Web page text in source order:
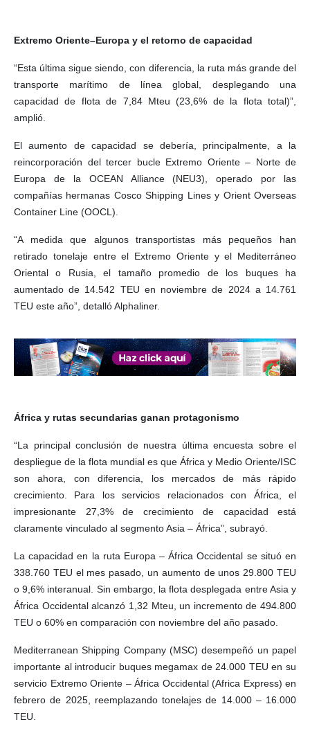
Extremo Oriente–Europa y el retorno de capacidad
“Esta última sigue siendo, con diferencia, la ruta más grande del
transporte marítimo de línea global, desplegando una
capacidad de flota de 7,84 Mteu (23,6% de la flota total)”,
amplió.
El aumento de capacidad se debería, principalmente, a la
reincorporación del tercer bucle Extremo Oriente – Norte de
Europa de la OCEAN Alliance (NEU3), operado por las
compañías hermanas Cosco Shipping Lines y Orient Overseas
Container Line (OOCL).
“A medida que algunos transportistas más pequeños han
retirado tonelaje entre el Extremo Oriente y el Mediterráneo
Oriental o Rusia, el tamaño promedio de los buques ha
aumentado de 14.542 TEU en noviembre de 2024 a 14.761
TEU este año”, detalló Alphaliner.
África y rutas secundarias ganan protagonismo
“La principal conclusión de nuestra última encuesta sobre el
despliegue de la flota mundial es que África y Medio Oriente/ISC
son ahora, con diferencia, los mercados de más rápido
crecimiento. Para los servicios relacionados con África, el
impresionante 27,3% de crecimiento de capacidad está
claramente vinculado al segmento Asia – África”, subrayó.
La capacidad en la ruta Europa – África Occidental se situó en
338.760 TEU el mes pasado, un aumento de unos 29.800 TEU
o 9,6% interanual. Sin embargo, la flota desplegada entre Asia y
África Occidental alcanzó 1,32 Mteu, un incremento de 494.800
TEU o 60% en comparación con noviembre del año pasado.
Mediterranean Shipping Company (MSC) desempeñó un papel
importante al introducir buques megamax de 24.000 TEU en su
servicio Extremo Oriente – África Occidental (Africa Express) en
febrero de 2025, reemplazando tonelajes de 14.000 – 16.000
TEU.